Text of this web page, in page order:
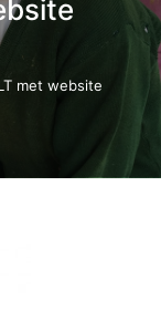
met website